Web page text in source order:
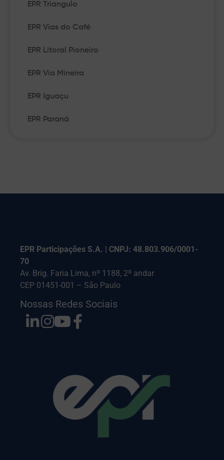
EPR Triangulo
EPR Vias do Café
EPR Litoral Pioneiro
EPR Via Mineira
EPR Iguaçu
EPR Paraná
EPR Participações S.A. | CNPJ: 48.803.906/0001-
70
Av. Brig. Faria Lima, nº 1188, 2º andar
CEP 01451-001 – São Paulo
Nossas Redes Sociais